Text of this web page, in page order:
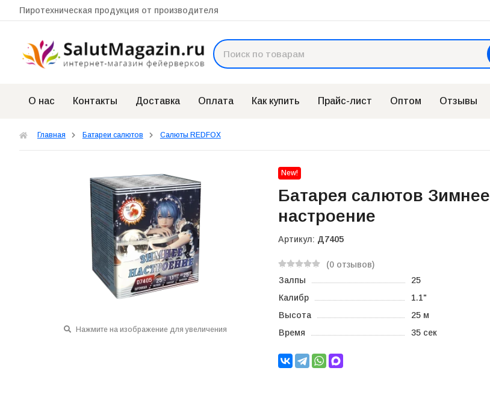
Пиротехническая продукция от производителя
О нас Контакты Доставка Оплата Как купить Прайс-лист Оптом Отзывы
Главная Батареи салютов Салюты REDFOX
Нажмите на изображение для увеличения
New!
Батарея салютов Зимнее
настроение
Артикул: Д7405
(0 отзывов)
Залпы
25
Калибр
1.1"
Высота
25 м
Время
35 сек